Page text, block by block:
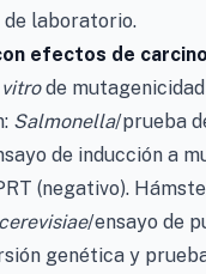
laboratorio.
efectos de
de
Salmonella/prueba
de inducción a
(negativo).
/ensayo de
genética y